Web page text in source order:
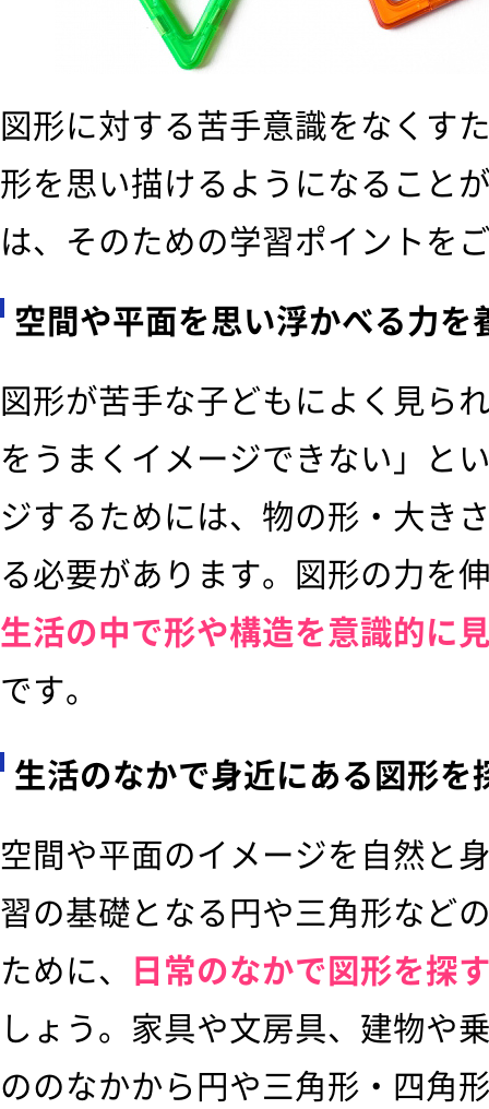
図形に対する苦手意識をなくす
形を思い描けるようになること
は、そのための学習ポイントを
空間や平面を思い浮かべる力を
図形が苦手な子どもによく見ら
をうまくイメージできない」と
ジするためには、物の形・大き
る必要があります。図形の力を
生活の中で形や構造を意識的に
です。
生活のなかで身近にある図形を
空間や平面のイメージを自然と
習の基礎となる円や三角形など
ために、 日常のなかで図形を探
しょう。家具や文房具、建物や
ののなかから円や三角形・四角